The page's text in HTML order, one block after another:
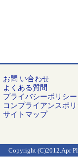
お問 い合わせ
よくある質問
プライバシーポリシー
コンプライアンスポ
サイトマップ
Copyright (C)2012.Apr